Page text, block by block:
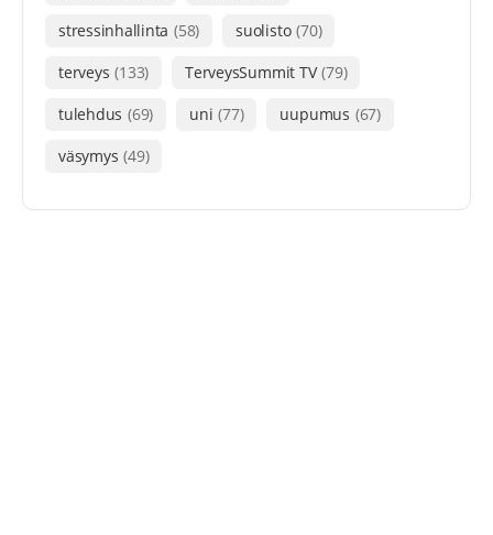
stressinhallinta (58) suolisto (70)
terveys (133) TerveysSummit TV (79)
tulehdus (69) uni (77) uupumus (67)
väsymys (49)